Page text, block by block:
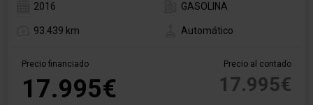
2016 GASOLINA
93.439 km Automático
Precio financiado
17.995€
Precio al contado
17.995€